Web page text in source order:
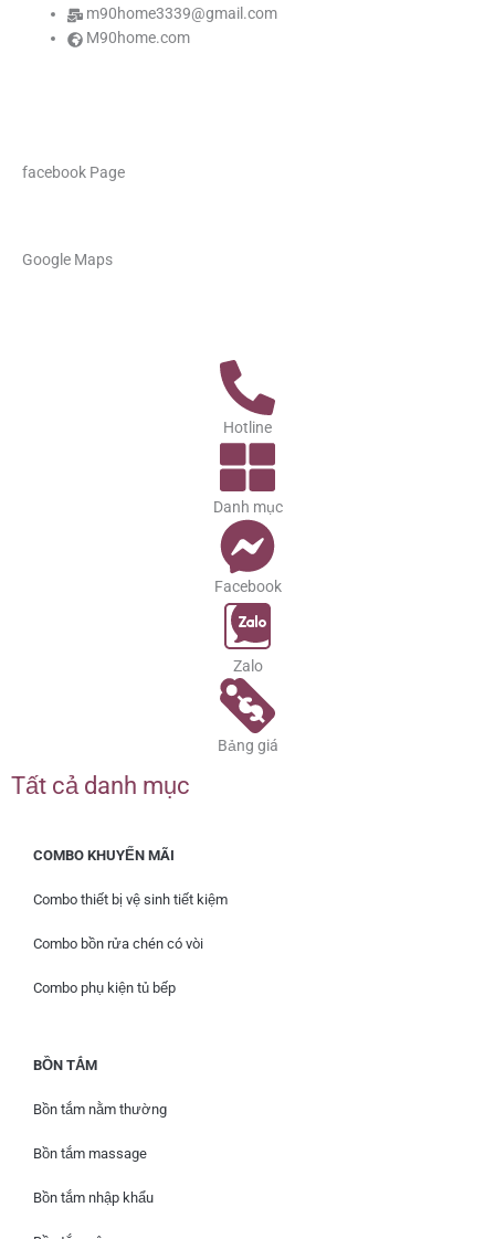
m90home3339@gmail.com
M90home.com
facebook Page
Google Maps
Hotline
Danh mục
Facebook
Zalo
Bảng giá
Tất cả danh mục
COMBO KHUYẾN MÃI
Combo thiết bị vệ sinh tiết kiệm
Combo bồn rửa chén có vòi
Combo phụ kiện tủ bếp
BỒN TẮM
Bồn tắm nằm thường
Bồn tắm massage
Bồn tắm nhập khẩu